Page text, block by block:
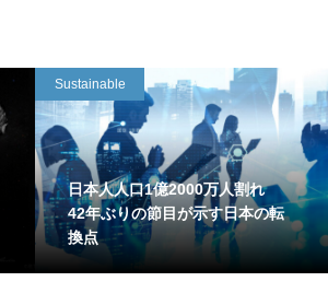
Sustainable
日本人人口1億2000万人割れ
42年ぶりの節目が示す日本の転
換点